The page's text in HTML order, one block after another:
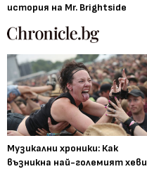
история на Mr. Brightside
Музикални хроники: Как
възникна най-големият хеви